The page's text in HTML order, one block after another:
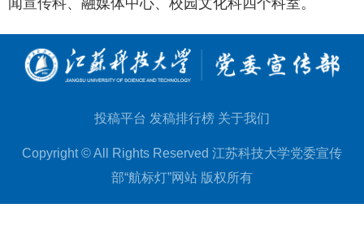
投稿平台 发稿排行榜 关于我们
Copyright © All Rights Reserved 江苏科技大学党委宣传
部“航标灯”网站 版权所有